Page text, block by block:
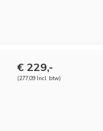
€ 229,-
(277,09 Incl. btw)